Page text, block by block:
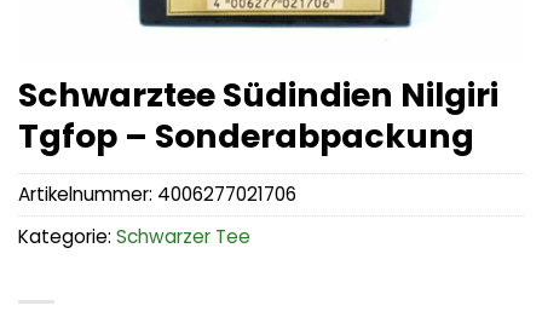
Schwarztee Südindien Nilgiri
Tgfop – Sonderabpackung
Artikelnummer: 4006277021706
Kategorie: Schwarzer Tee